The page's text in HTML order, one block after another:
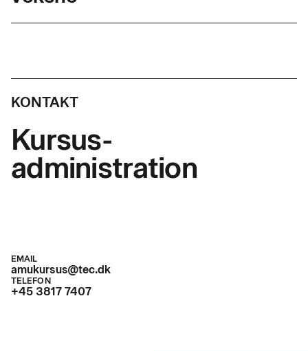
Varighed
1 dag
KONTAKT
Kursus-
administration
EMAIL
amukursus@tec.dk
TELEFON
+45 3817 7407